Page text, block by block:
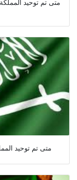
متى تم توحيد
متى تم توحيد